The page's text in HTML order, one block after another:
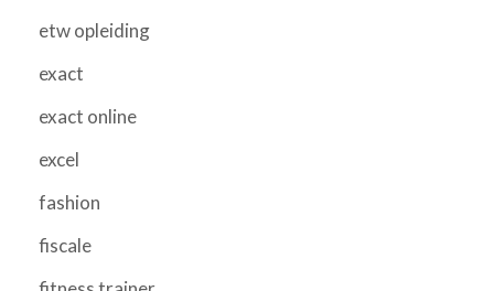
etw opleiding
exact
exact online
excel
fashion
fiscale